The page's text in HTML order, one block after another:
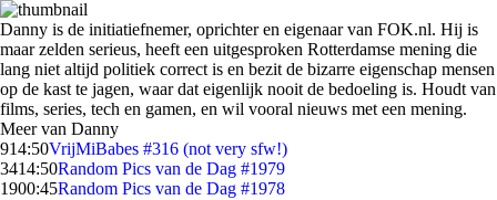
Danny is de initiatiefnemer, oprichter en eigenaar van FOK.nl. Hij is
maar zelden serieus, heeft een uitgesproken Rotterdamse mening die
lang niet altijd politiek correct is en bezit de bizarre eigenschap mensen
op de kast te jagen, waar dat eigenlijk nooit de bedoeling is. Houdt van
films, series, tech en gamen, en wil vooral nieuws met een mening.
Meer van Danny
914:50VrijMiBabes #316 (not very sfw!)
3414:50Random Pics van de Dag #1979
1900:45Random Pics van de Dag #1978